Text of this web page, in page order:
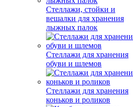
Стеллажи, стойки и
вешалки для хранения
лыжных палок
Стеллажи для хранения
обуви и шлемов
Стеллажи для хранения
коньков и роликов